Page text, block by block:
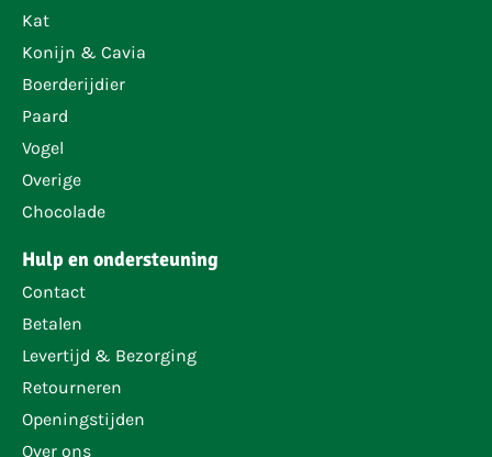
Kat
Konijn & Cavia
Boerderijdier
Paard
Vogel
Overige
Chocolade
Hulp en ondersteuning
Contact
Betalen
Levertijd & Bezorging
Retourneren
Openingstijden
Over ons